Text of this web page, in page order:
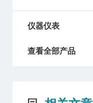
仪器仪表
查看全部产品